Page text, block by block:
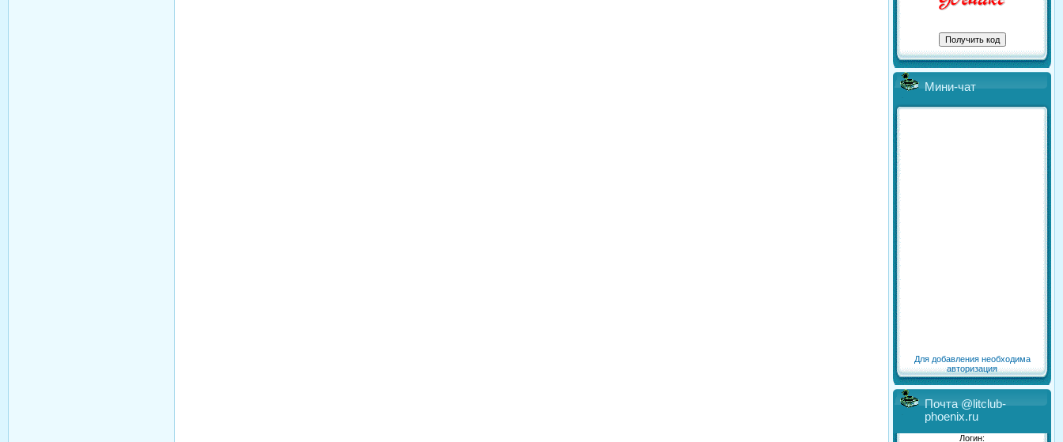
Мини-чат
Для добавления необходима
авторизация
Почта @litclub-
phoenix.ru
Логин: